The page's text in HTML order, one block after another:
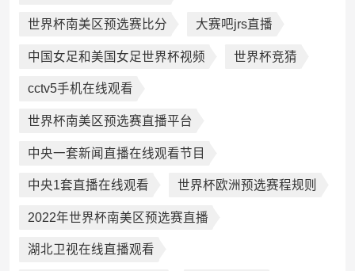
世界杯南美区预选赛比分 大赛吧jrs直播
中国女足和美国女足世界杯视频 世界杯竞猜
cctv5手机在线观看
世界杯南美区预选赛直播平台
中央一套新闻直播在线观看节目
中央1套直播在线观看 世界杯欧洲预选赛程规则
2022年世界杯南美区预选赛直播
湖北卫视在线直播观看